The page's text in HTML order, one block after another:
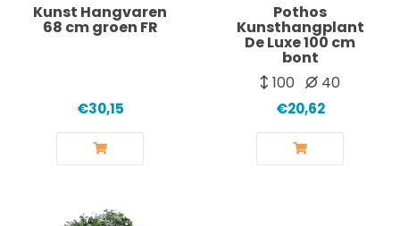
Kunst Hangvaren
68 cm groen FR
€30,15
Pothos
Kunsthangplant
De Luxe 100 cm
bont
100
40
€20,62